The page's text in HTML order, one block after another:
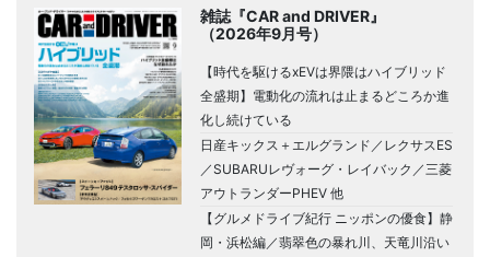
雑誌『CAR and DRIVER』
（2026年9月号）
【時代を駆けるxEVは界隈はハイブリッド
全盛期】電動化の流れは止まるどころか進
化し続けている
日産キックス＋エルグランド／レクサスES
／SUBARUレヴォーグ・レイバック／三菱
アウトランダーPHEV 他
【グルメドライブ紀行 ニッポンの優食】静
岡・浜松編／翡翠色の暴れ川、天竜川沿い